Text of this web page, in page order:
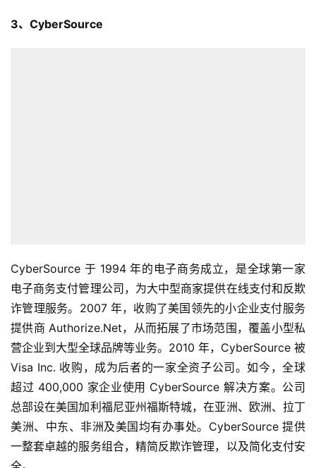
3、CyberSource
CyberSource 于 1994 年的电子商务成立，是全球第一家
电子商务支付管理公司，为大中型商家提供在线支付和反欺
诈管理服务。2007 年，收购了美国领先的小企业支付服务
提供商 Authorize.Net，从而拓展了市场范围，覆盖小型私
营企业到大型全球品牌等业务。2010 年，CyberSource 被
Visa Inc. 收购，成为后者的一家全资子公司。如今，全球
超过 400,000 家企业使用 CyberSource 解决方案。公司
总部设在美国加利福尼亚州福斯特城，在亚洲、欧洲、拉丁
美洲、中东、非洲及美国均有办事处。CyberSource 提供
一整套卓越的服务组合，精简反欺诈管理，以及简化支付安